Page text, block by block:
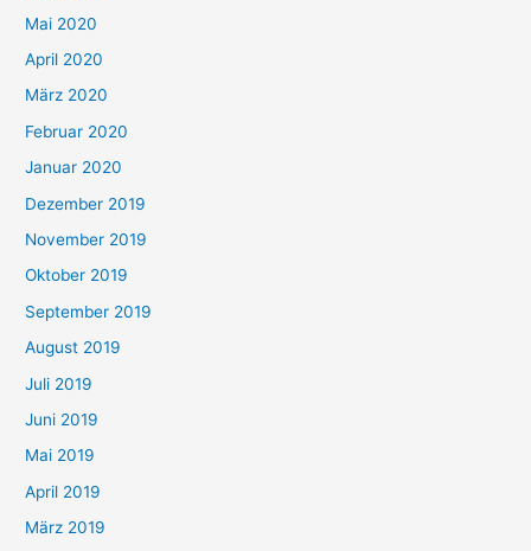
Mai 2020
April 2020
März 2020
Februar 2020
Januar 2020
Dezember 2019
November 2019
Oktober 2019
September 2019
August 2019
Juli 2019
Juni 2019
Mai 2019
April 2019
März 2019